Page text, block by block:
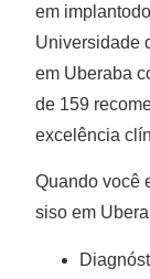
em
Universidade
em Uberaba
de 159
excelência
Quando você
siso em